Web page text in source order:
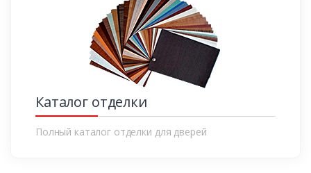
Каталог отделки
Полный каталог отделки для дверей